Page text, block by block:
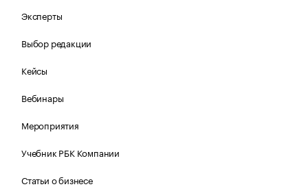
Эксперты
Выбор редакции
Кейсы
Вебинары
Мероприятия
Учебник РБК Компании
Статьи о бизнесе